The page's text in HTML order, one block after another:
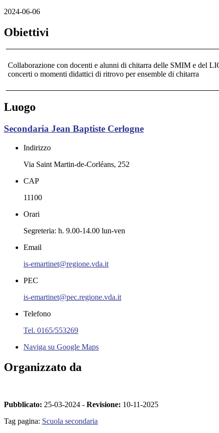
2024-06-06
Obiettivi
Collaborazione con docenti e alunni di chitarra delle SMIM e del
concerti o momenti didattici di ritrovo per ensemble di chitarra
Luogo
Secondaria Jean Baptiste Cerlogne
Indirizzo
Via Saint Martin-de-Corléans, 252
CAP
11100
Orari
Segreteria: h. 9.00-14.00 lun-ven
Email
is-emartinet@regione.vda.it
PEC
is-emartinet@pec.regione.vda.it
Telefono
Tel. 0165/553269
Naviga su Google Maps
Organizzato da
Pubblicato: 25-03-2024 - Revisione: 10-11-2025
Tag pagina: Scuola secondaria